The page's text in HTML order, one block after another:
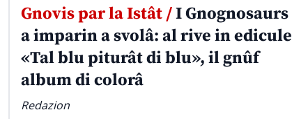
Gnovis par la Istât /I Gnognosaurs
a imparin a svolâ: al rive in edicule
«Tal blu piturât di blu», il gnûf
album di colorâ
Redazion